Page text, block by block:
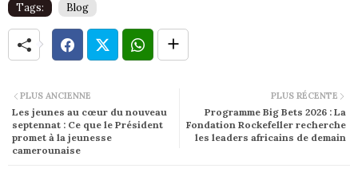
Tags: Blog
PLUS RÉCENTE
Programme Big Bets 2026 : La
Fondation Rockefeller recherche
les leaders africains de demain
PLUS ANCIENNE
Les jeunes au cœur du nouveau
septennat : Ce que le Président
promet à la jeunesse
camerounaise